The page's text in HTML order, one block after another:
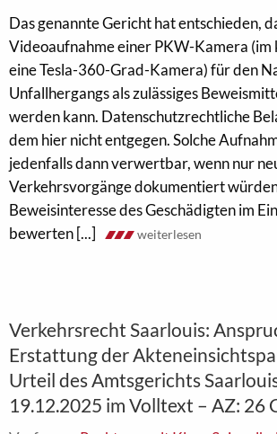
Das genannte Gericht hat entschieden,
Videoaufnahme einer PKW-Kamera (im
eine Tesla-360-Grad-Kamera) für den
Unfallhergangs als zulässiges
werden kann. Datenschutzrechtliche
dem hier nicht entgegen. Solche
jedenfalls dann verwertbar, wenn nur
Verkehrsvorgänge dokumentiert
Beweisinteresse des Geschädigten im
bewerten [...]
weiterlesen
Verkehrsrecht Saarlouis:
Erstattung der
Urteil des Amtsgerichts
19.12.2025 im Volltext – AZ: 26